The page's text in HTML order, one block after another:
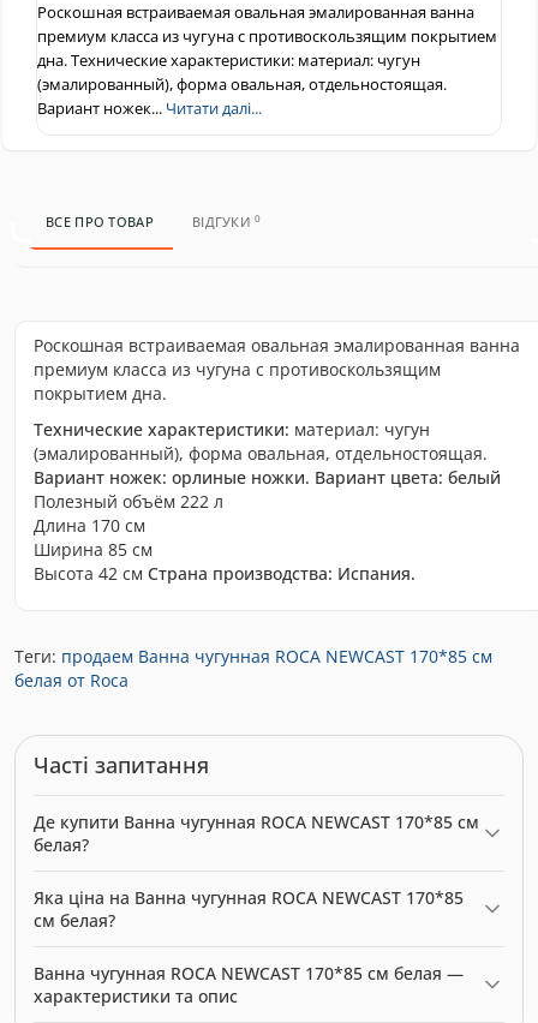
Роскошная встраиваемая овальная эмалированная ванна
премиум класса из чугуна с противоскользящим покрытием
дна. Технические характеристики: материал: чугун
(эмалированный), форма овальная, отдельностоящая.
Вариант ножек... Читати далі...
ВСЕ ПРО ТОВАР ВІДГУКИ0
Роскошная встраиваемая овальная эмалированная ванна
премиум класса из чугуна с противоскользящим
покрытием дна.
Технические характеристики: материал: чугун
(эмалированный), форма овальная, отдельностоящая.
Вариант ножек: орлиные ножки. Вариант цвета: белый
Полезный объём 222 л
Длина 170 см
Ширина 85 см
Высота 42 см Страна производства: Испания.
Теги: продаем Ванна чугунная ROCA NEWCAST 170*85 см
белая от Roca
Часті запитання
Де купити Ванна чугунная ROCA NEWCAST 170*85 см
белая?
купити в нашому інтернет-магазині за ціною 64944.00 грн.
Яка ціна на Ванна чугунная ROCA NEWCAST 170*85
см белая?
белая — 64944.00 грн. Виробник: Roca.
Ванна чугунная ROCA NEWCAST 170*85 см белая —
характеристики та опис